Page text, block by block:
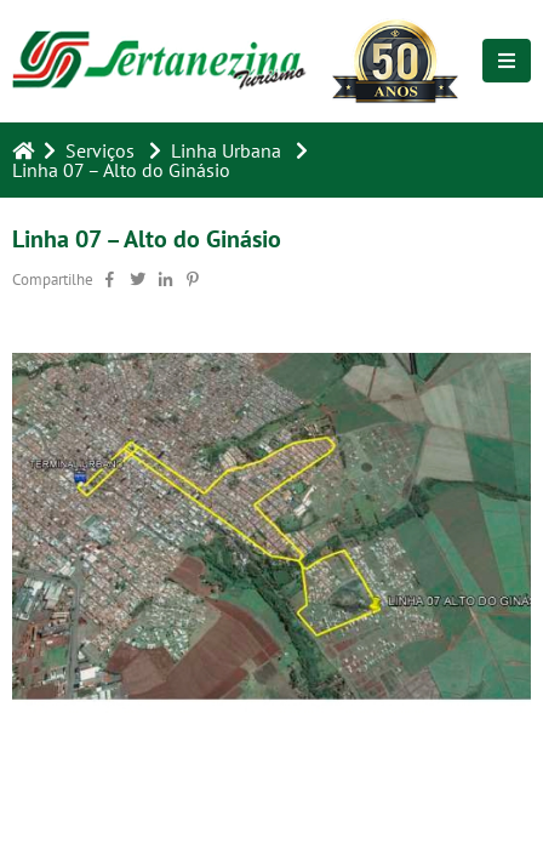
Serviços
Linha Urbana
Linha 07 – Alto do Ginásio
Linha 07 – Alto do Ginásio
Compartilhe